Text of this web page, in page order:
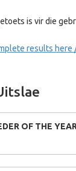
is vir die
results here
OF THE